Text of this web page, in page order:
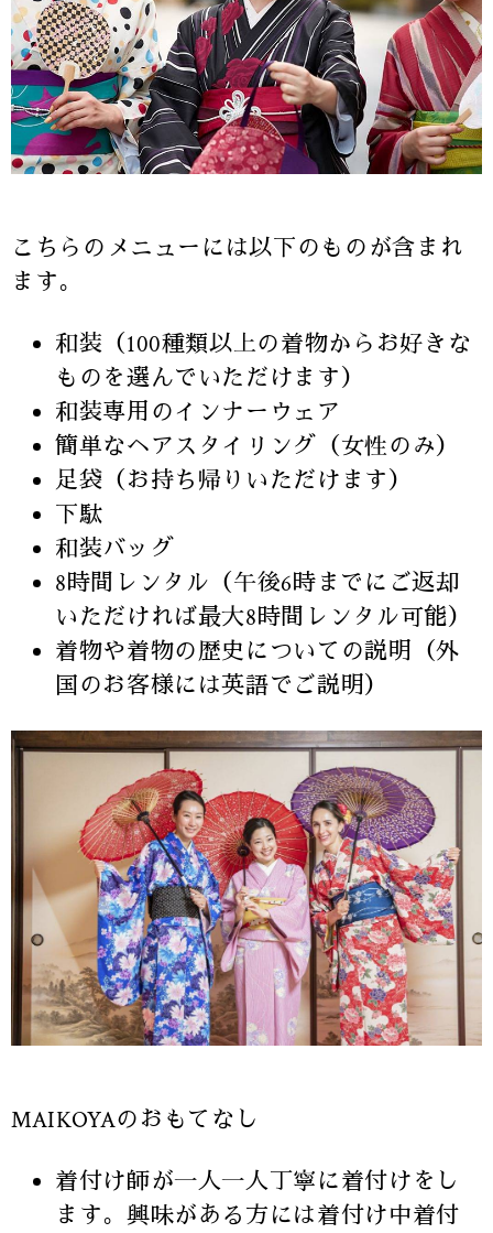
こちらのメニューには以下のものが含まれ
ます。
和装（100種類以上の着物からお好きな
ものを選んでいただけます）
和装専用のインナーウェア
簡単なヘアスタイリング（女性のみ）
足袋（お持ち帰りいただけます）
下駄
和装バッグ
8時間レンタル（午後6時までにご返却
いただければ最大8時間レンタル可能）
着物や着物の歴史についての説明（外
国のお客様には英語でご説明）
MAIKOYAのおもてなし
着付け師が一人一人丁寧に着付けをし
ます。興味がある方には着付け中着付